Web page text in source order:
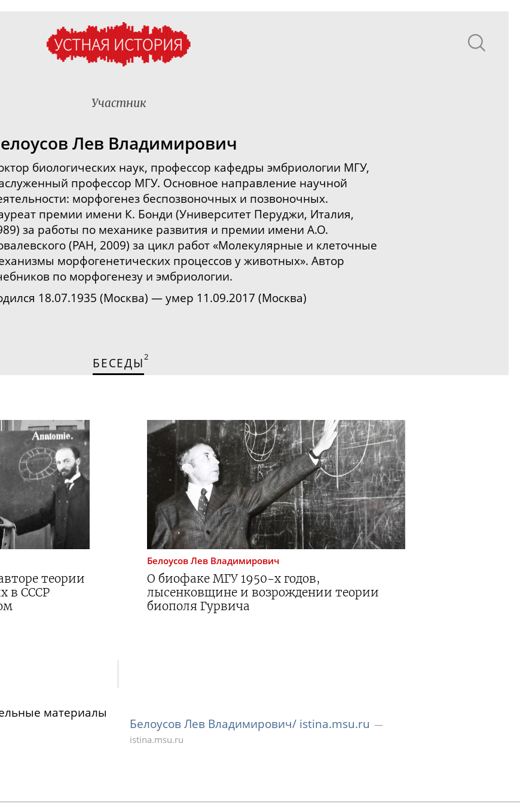
Участник
Лев Владимирович
биологических наук, профессор кафедры эмбриологии МГУ,
профессор МГУ. Основное направление научной
морфогенез беспозвоночных и позвоночных.
премии имени К. Бонди (Университет Перуджи, Италия,
за работы по механике развития и премии имени А.О.
(РАН, 2009) за цикл работ «Молекулярные и клеточные
морфогенетических процессов у животных». Автор
по морфогенезу и эмбриологии.
18.07.1935 (Москва) — умер 11.09.2017 (Москва)
БЕСЕДЫ2
теории
в СССР
БелоусовЛев Владимирович
О биофаке МГУ 1950-х годов,
лысенковщине и возрождении теории
биополя Гурвича
материалы
Белоусов Лев Владимирович/ istina.msu.ru
istina.msu.ru